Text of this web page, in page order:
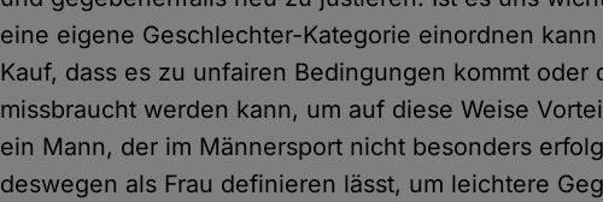
eine eigene Geschlechter-Kategorie einordnen
Kauf, dass es zu unfairen Bedingungen kommt oder
missbraucht werden kann, um auf diese Weise
ein Mann, der im Männersport nicht besonders
deswegen als Frau definieren lässt, um leichtere